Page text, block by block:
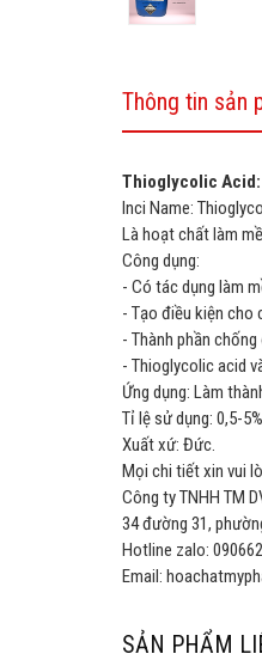
Thông tin sản
Thioglycolic Acid:
Inci Name:
Là hoạt chất làm
Công dụng:
- Có tác dụng làm
- Tạo điều kiện cho
- Thành phần
- Thioglycolic acid
Ứng dụng: Làm
Tỉ lệ sử dụng: 0,5-5%
Xuất xứ: Đức.
Mọi chi tiết xin vui
Công ty TNHH TM
34 đường 31,
Hotline zalo:
Email:
SẢN PHẨM